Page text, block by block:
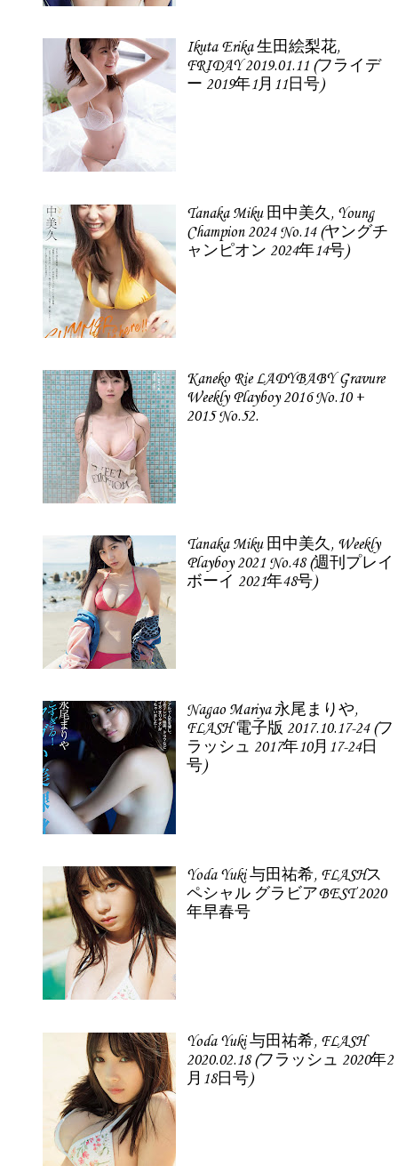
Ikuta Erika 生田絵梨花,
FRIDAY 2019.01.11 (フライデ
ー 2019年1月11日号)
Tanaka Miku 田中美久, Young
Champion 2024 No.14 (ヤングチ
ャンピオン 2024年14号)
Kaneko Rie LADYBABY Gravure
Weekly Playboy 2016 No.10 +
2015 No.52.
Tanaka Miku 田中美久, Weekly
Playboy 2021 No.48 (週刊プレイ
ボーイ 2021年48号)
Nagao Mariya 永尾まりや,
FLASH 電子版 2017.10.17-24 (フ
ラッシュ 2017年10月17-24日
号)
Yoda Yuki 与田祐希, FLASHス
ペシャル グラビアBEST 2020
年早春号
Yoda Yuki 与田祐希, FLASH
2020.02.18 (フラッシュ 2020年2
月18日号)